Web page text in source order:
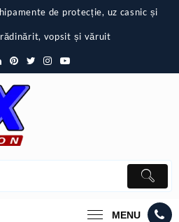
de protecție, uz casnic și
vopsit și văruit
MENU